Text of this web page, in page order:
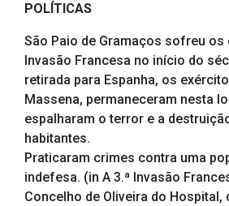
POLÍTICAS
São Paio de Gramaços sofreu
Invasão Francesa no início do
retirada para Espanha, os
Massena, permaneceram nesta
espalharam o terror e a
habitantes.
Praticaram crimes contra uma
indefesa. (in A 3.ª Invasão
Concelho de Oliveira do Hospital,